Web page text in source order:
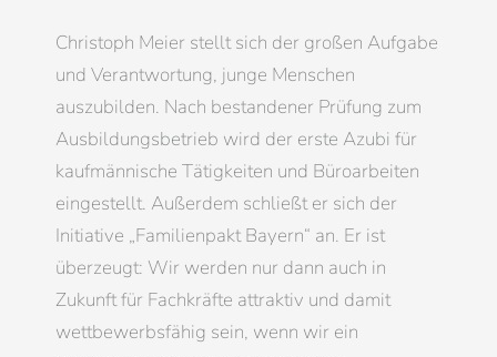
Christoph Meier stellt sich der großen Aufgabe
und Verantwortung, junge Menschen
auszubilden. Nach bestandener Prüfung zum
Ausbildungsbetrieb wird der erste Azubi für
kaufmännische Tätigkeiten und Büroarbeiten
eingestellt. Außerdem schließt er sich der
Initiative „Familienpakt Bayern“ an. Er ist
überzeugt: Wir werden nur dann auch in
Zukunft für Fachkräfte attraktiv und damit
wettbewerbsfähig sein, wenn wir ein